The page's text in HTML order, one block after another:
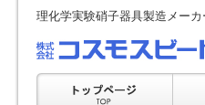
理化学実験硝子器具製造メーカ